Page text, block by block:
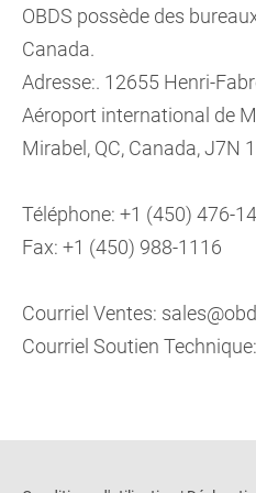
OBDS possède des
Canada.
Adresse:. 12655 Henri-
Aéroport international de
Mirabel, QC, Canada, J7N
Téléphone: +1 (450) 476-
Fax: +1 (450) 988-1116
Courriel Ventes:
Courriel Soutien